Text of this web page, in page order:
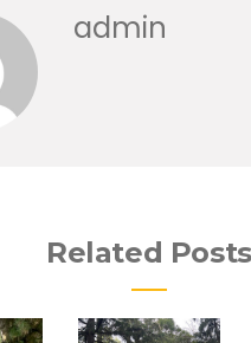
admin
Related Posts